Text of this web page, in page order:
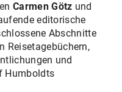
Carmen Götz und
editorische
Abschnitte
Reisetagebüchern,
und
Humboldts